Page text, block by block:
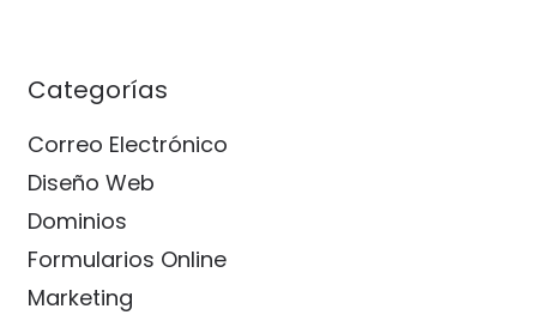
Categorías
Correo Electrónico
Diseño Web
Dominios
Formularios Online
Marketing